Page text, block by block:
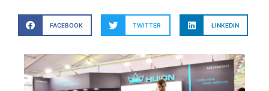
FACEBOOK TWITTER LINKEDIN